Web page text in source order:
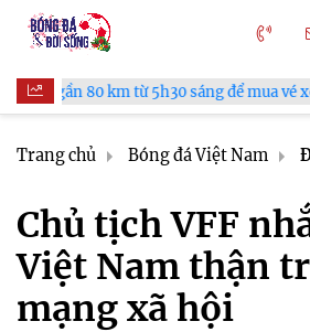
sáng để mua vé xem tuyển Việt Nam
Trang chủ Bóng đá Việt Nam
Chủ tịch VFF
Việt Nam thận
mạng xã hội